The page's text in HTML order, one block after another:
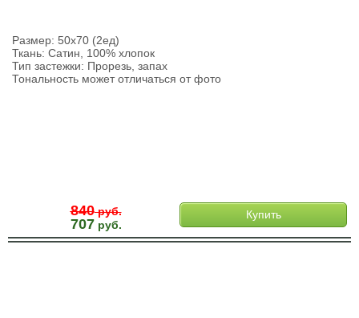
Размер: 50х70 (2ед)
Ткань: Сатин, 100% хлопок
Тип застежки: Прорезь, запах
Тональность может отличаться от фото
840руб.
707руб.
Купить